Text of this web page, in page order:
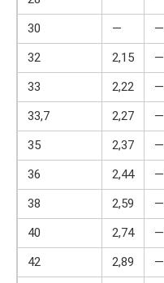
30
— —
32
2,15 —
33
2,22 —
33,7
2,27 —
35
2,37 —
36
2,44 —
38
2,59 —
40
2,74 —
42
2,89 —